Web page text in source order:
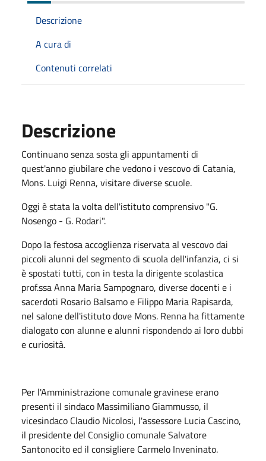
Descrizione
A cura di
Contenuti correlati
Descrizione
Continuano senza sosta gli appuntamenti di
quest'anno giubilare che vedono i vescovo di Catania,
Mons. Luigi Renna, visitare diverse scuole.
Oggi è stata la volta dell'istituto comprensivo "G.
Nosengo - G. Rodari".
Dopo la festosa accoglienza riservata al vescovo dai
piccoli alunni del segmento di scuola dell'infanzia, ci si
è spostati tutti, con in testa la dirigente scolastica
prof.ssa Anna Maria Sampognaro, diverse docenti e i
sacerdoti Rosario Balsamo e Filippo Maria Rapisarda,
nel salone dell'istituto dove Mons. Renna ha fittamente
dialogato con alunne e alunni rispondendo ai loro dubbi
e curiosità.
Per l'Amministrazione comunale gravinese erano
presenti il sindaco Massimiliano Giammusso, il
vicesindaco Claudio Nicolosi, l'assessore Lucia Cascino,
il presidente del Consiglio comunale Salvatore
Santonocito ed il consigliere Carmelo Inveninato.